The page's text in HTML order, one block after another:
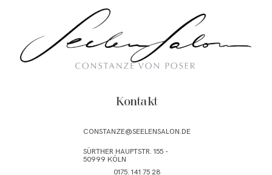
Kontakt
CONSTANZE@SEELENSALON.DE
SÜRTHER HAUPTSTR. 155 -
50999 KÖLN
0175. 141 75 28